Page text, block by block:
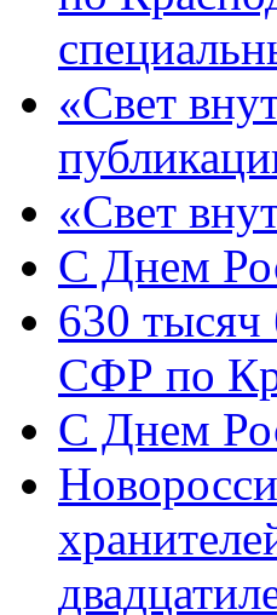
«Свет
«Свет
C Днем
630 тысяч
СФР по
C Днем